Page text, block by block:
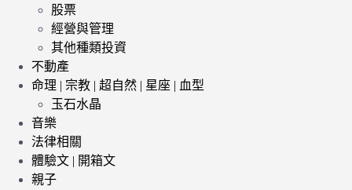
股票
經營與管理
其他種類投資
不動產
命理 | 宗教 | 超自然 | 星座 | 血型
玉石水晶
音樂
法律相關
體驗文 | 開箱文
親子